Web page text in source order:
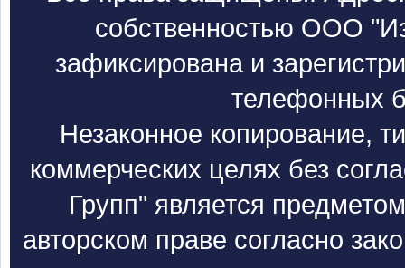
собственностью ООО
зафиксирована и
телефонных
Незаконное копирование,
коммерческих целях без
Групп" является
авторском праве согласно